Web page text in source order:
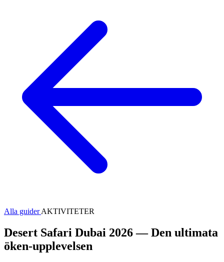
Alla guiderAKTIVITETER
Desert Safari Dubai 2026 — Den ultimata
öken-upplevelsen